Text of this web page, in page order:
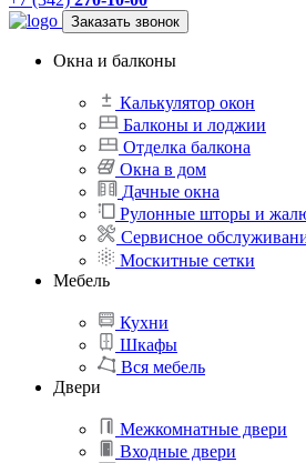
Заказать звонок
Окна и балконы
Калькулятор окон
Балконы и лоджии
Отделка балкона
Окна в дом
Дачные окна
Рулонные шторы и
Сервисное
Москитные сетки
Мебель
Кухни
Шкафы
Вся мебель
Двери
Межкомнатные двери
Входные двери